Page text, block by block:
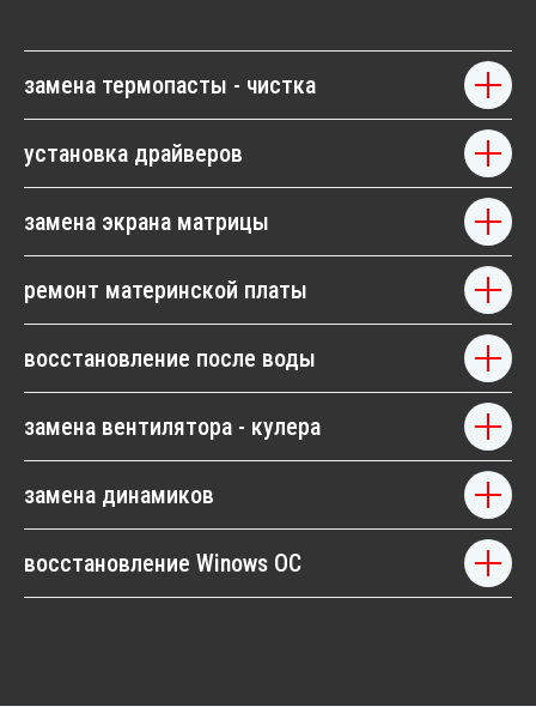
замена термопасты - чистка
установка драйверов
замена экрана матрицы
ремонт материнской платы
восстановление после воды
замена вентилятора - кулера
замена динамиков
восстановление Winows OC
МЫ РЕМОНТИРУЕМ МОНОБЛОКИ ВСЕХ
ИЗВЕСТНЫХ БРЕНДОВ
HP
Другие модели...
ACER
Другие модели...
ASUS
Другие модели...
LENOVO DELL